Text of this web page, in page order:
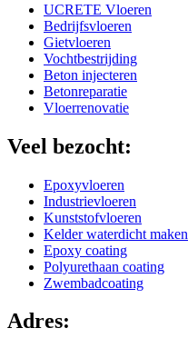
UCRETE Vloeren
Bedrijfsvloeren
Gietvloeren
Vochtbestrijding
Beton injecteren
Betonreparatie
Vloerrenovatie
Veel bezocht:
Epoxyvloeren
Industrievloeren
Kunststofvloeren
Kelder waterdicht maken
Epoxy coating
Polyurethaan coating
Zwembadcoating
Adres: